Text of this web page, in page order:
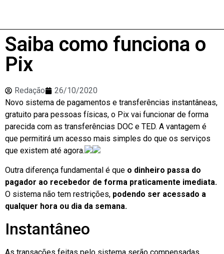
Saiba como funciona o
Pix
Redação
26/10/2020
Novo sistema de pagamentos e transferências instantâneas,
gratuito para pessoas físicas, o Pix vai funcionar de forma
parecida com as transferências DOC e TED. A vantagem é
que permitirá um acesso mais simples do que os serviços
que existem até agora.
Outra diferença fundamental é que o dinheiro passa do
pagador ao recebedor de forma praticamente imediata.
O sistema não tem restrições, podendo ser acessado a
qualquer hora ou dia da semana.
Instantâneo